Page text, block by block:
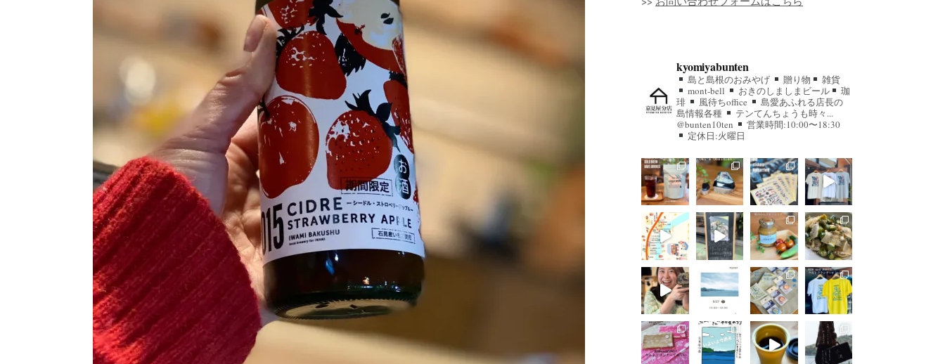
kyomiyabunten
島と島根のおみやげ 贈り物
雑貨
mont-bell
おきのしましまビール
珈
琲
風待ちoffice
島愛あふれる店長の
島情報各種
テンてんちょうも時々...
@bunten10ten
営業時間:10:00〜18:30
定休日:火曜日